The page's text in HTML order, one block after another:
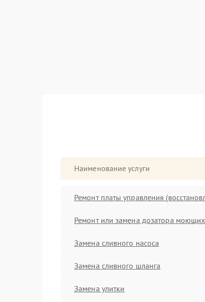
Наименование услуги
Ремонт платы управления
Ремонт или замена дозатора моющих
Замена сливного насоса
Замена сливного шланга
Замена улитки